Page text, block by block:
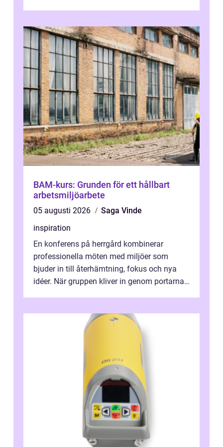
BAM-kurs: Grunden för ett hållbart
arbetsmiljöarbete
05 augusti 2026
Saga Vinde
inspiration
En konferens på herrgård kombinerar
professionella möten med miljöer som
bjuder in till återhämtning, fokus och nya
idéer. När gruppen kliver in genom portarna